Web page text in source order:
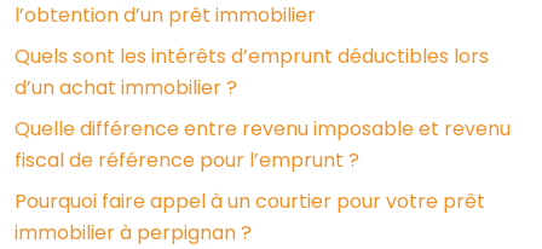
l’obtention d’un prêt immobilier
Quels sont les intérêts d’emprunt déductibles lors
d’un achat immobilier ?
Quelle différence entre revenu imposable et revenu
fiscal de référence pour l’emprunt ?
Pourquoi faire appel à un courtier pour votre prêt
immobilier à perpignan ?